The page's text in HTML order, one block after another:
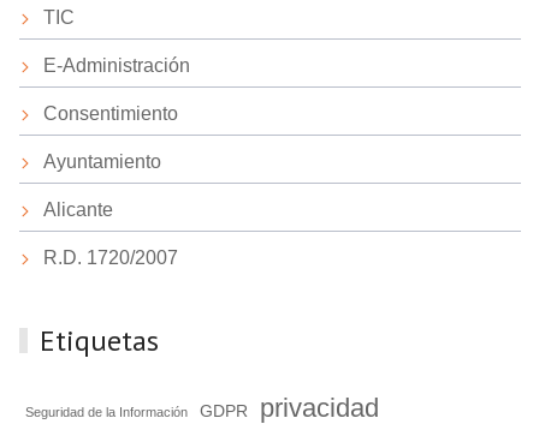
TIC
E-Administración
Consentimiento
Ayuntamiento
Alicante
R.D. 1720/2007
Etiquetas
Seguridad de la Información GDPR privacidad